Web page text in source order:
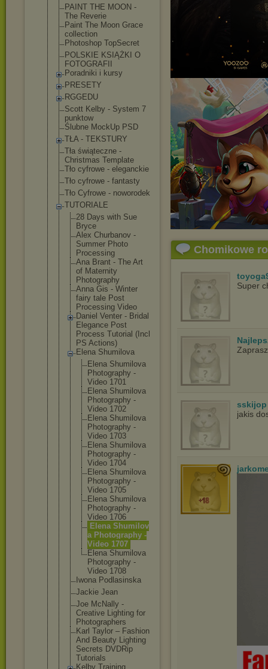
PAINT THE MOON -
The Reverie
Paint The Moon Grace
collection
Photoshop TopSecret
POLSKIE KSIĄŻKI O
FOTOGRAFII
Poradniki i kursy
PRESETY
RGGEDU
Scott Kelby - System 7
punktow
Ślubne MockUp PSD
TŁA - TEKSTURY
Tła świąteczne -
Christmas Template
Tło cyfrowe - eleganckie
Tło cyfrowe - fantasty
Tło Cyfrowe - noworodek
TUTORIALE
28 Days with Sue
Bryce
Alex Churbanov -
Summer Photo
Processing
Ana Brant - The Art
of Maternity
Photography
Anna Gis - Winter
fairy tale Post
Processing Video
Daniel Venter - Bridal
Elegance Post
Process Tutorial (Incl
PS Actions)
Elena Shumilova
Elena Shumilova
Photography -
Video 1701
Elena Shumilova
Photography -
Video 1702
Elena Shumilova
Photography -
Video 1703
Elena Shumilova
Photography -
Video 1704
Elena Shumilova
Photography -
Video 1705
Elena Shumilova
Photography -
Video 1706
Elena Shumilov
a Photography -
Video 1707
Elena Shumilova
Photography -
Video 1708
Iwona Podlasinska
Jackie Jean
Joe McNally -
Creative Lighting for
Photographers
Karl Taylor – Fashion
And Beauty Lighting
Secrets DVDRip
Tutorials
Kelby Training
Chomikowe
Super
sskijop
jakis